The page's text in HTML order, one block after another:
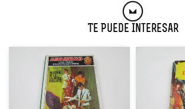
Te Puede Interesar